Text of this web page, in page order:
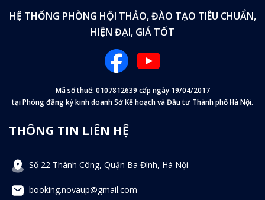
HỆ THỐNG PHÒNG HỘI THẢO, ĐÀO TẠO TIÊU CHUẨN,
HIỆN ĐẠI, GIÁ TỐT
Mã số thuế: 0107812639 cấp ngày 19/04/2017
tại Phòng đăng ký kinh doanh Sở Kế hoạch và Đầu tư Thành phố Hà Nội.
THÔNG TIN LIÊN HỆ
Số 22 Thành Công, Quận Ba Đình, Hà Nội
booking.novaup@gmail.com